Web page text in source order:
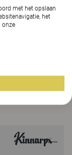
met het opslaan
het
onze